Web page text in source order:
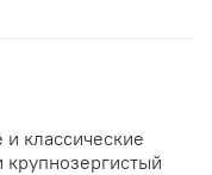
и классические